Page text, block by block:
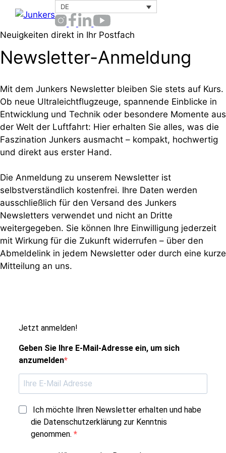
Inhalt
springen
DE
Newsletter-Anmeldung
Neuigkeiten direkt in Ihr Postfach
Mit dem Junkers Newsletter bleiben Sie stets auf Kurs.
Ob neue Ultraleichtflugzeuge, spannende Einblicke in
Entwicklung und Technik oder besondere Momente aus
der Welt der Luftfahrt: Hier erhalten Sie alles, was die
Faszination Junkers ausmacht – kompakt, hochwertig
und direkt aus erster Hand.
Die Anmeldung zu unserem Newsletter ist
selbstverständlich kostenfrei. Ihre Daten werden
ausschließlich für den Versand des Junkers
Newsletters verwendet und nicht an Dritte
weitergegeben. Sie können Ihre Einwilligung jederzeit
mit Wirkung für die Zukunft widerrufen – über den
Abmeldelink in jedem Newsletter oder durch eine kurze
Mitteilung an uns.
Jetzt anmelden!
Geben Sie Ihre E-Mail-Adresse ein, um sich
anzumelden
Ich möchte Ihren Newsletter erhalten und habe
die Datenschutzerklärung zur Kenntnis
genommen.